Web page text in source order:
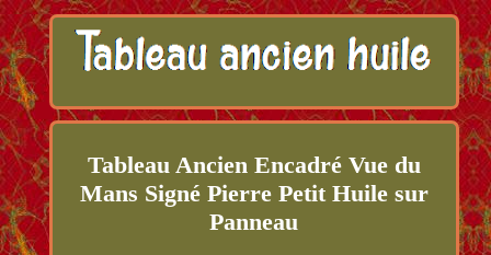
Tableau Ancien Encadré Vue du
Mans Signé Pierre Petit Huile sur
Panneau